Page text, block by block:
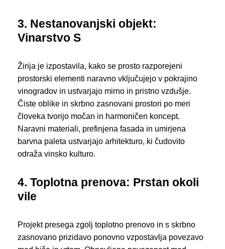
3. Nestanovanjski objekt:
Vinarstvo S
Žirija je izpostavila, kako se prosto razporejeni
prostorski elementi naravno vključujejo v pokrajino
vinogradov in ustvarjajo mirno in pristno vzdušje.
Čiste oblike in skrbno zasnovani prostori po meri
človeka tvorijo močan in harmoničen koncept.
Naravni materiali, prefinjena fasada in umirjena
barvna paleta ustvarjajo arhitekturo, ki čudovito
odraža vinsko kulturo.
4. Toplotna prenova: Prstan okoli
vile
Projekt presega zgolj toplotno prenovo in s skrbno
zasnovano prizidavo ponovno vzpostavlja povezavo